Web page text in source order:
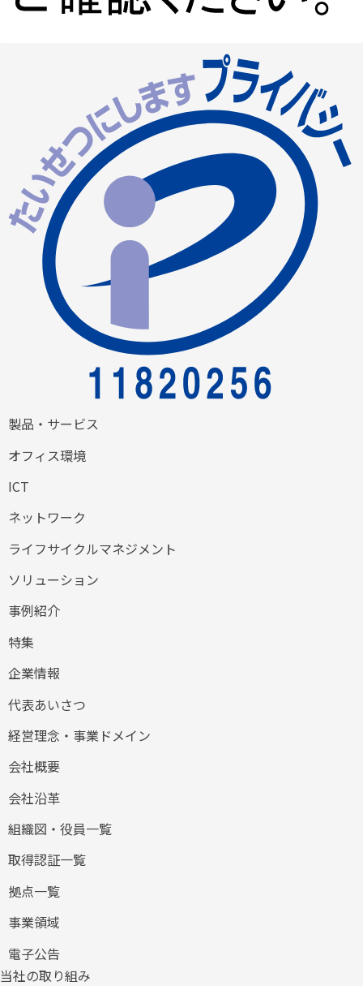
製品・サービス
オフィス環境
ICT
ネットワーク
ライフサイクルマネジメント
ソリューション
事例紹介
特集
企業情報
代表あいさつ
経営理念・事業ドメイン
会社概要
会社沿革
組織図・役員一覧
取得認証一覧
拠点一覧
事業領域
電子公告
当社の取り組み